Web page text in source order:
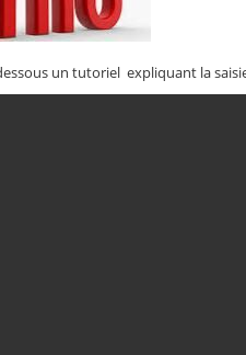
un tutoriel expliquant la